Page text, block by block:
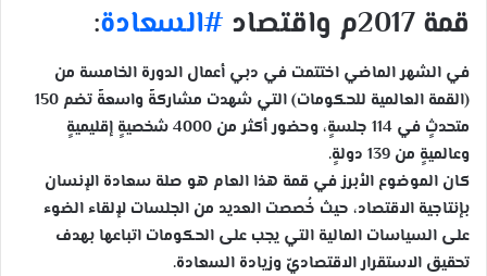
قمة 2017م واقتصاد #السعادة:
في الشهر الماضي اختتمت في دبي أعمال الدورة الخامسة من
(القمة العالمية للحكومات) التي شهدت مشاركةً واسعةً تضم 150
متحدثٍ في 114 جلسةٍ، وحضور أكثر من 4000 شخصيةٍ إقليميةٍ
وعالميةٍ من 139 دولةٍ.
كان الموضوع الأبرز في قمة هذا العام هو صلة سعادة الإنسان
بإنتاجية الاقتصاد، حيث خُصصت العديد من الجلسات لإلقاء الضوء
على السياسات المالية التي يجب على الحكومات اتباعها بهدف
تحقيق الاستقرار الاقتصاديّ وزيادة السعادة.